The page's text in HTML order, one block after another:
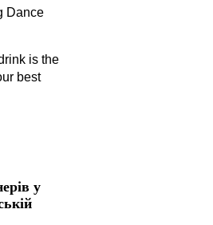
Dance
is the
best
у